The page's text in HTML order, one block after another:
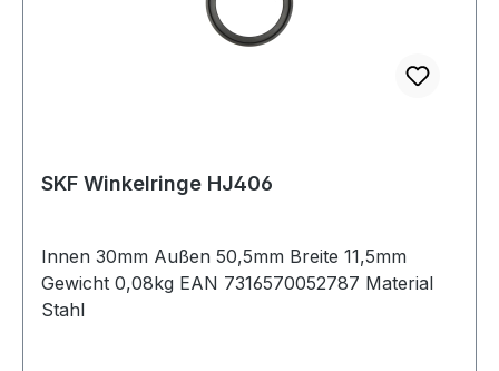
SKF Winkelringe HJ406
Innen 30mm Außen 50,5mm Breite 11,5mm
Gewicht 0,08kg EAN 7316570052787 Material
Stahl